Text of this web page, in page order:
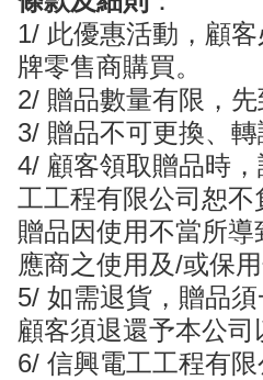
1/ 此優惠活動，顧
牌零售商購買。
2/ 贈品數量有限，
3/ 贈品不可更換、
4/ 顧客領取贈品時
工工程有限公司恕
贈品因使用不當所
應商之使用及/或保
5/ 如需退貨，贈品
顧客須退還予本公
6/ 信興電工工程有